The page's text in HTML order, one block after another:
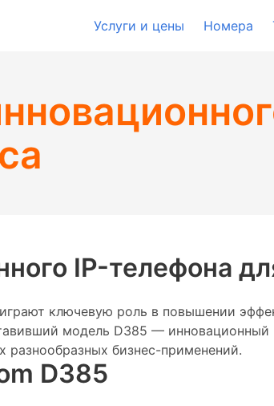
Услуги и цены Номера
IP-телефона
ключевую роль в повышении
модель D385 — инновационный
разнообразных бизнес-применений.
D385